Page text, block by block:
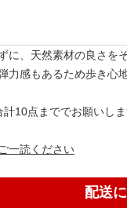
に、天然素材の良さを
力感もあるため歩き心
10点まででお願いし
一読ください
配送